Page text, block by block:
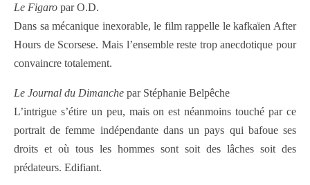
Le Figaro par O.D.
Dans sa mécanique inexorable, le film rappelle le kafkaïen After
Hours de Scorsese. Mais l’ensemble reste trop anecdotique pour
convaincre totalement.
Le Journal du Dimanche par Stéphanie Belpêche
L’intrigue s’étire un peu, mais on est néanmoins touché par ce
portrait de femme indépendante dans un pays qui bafoue ses
droits et où tous les hommes sont soit des lâches soit des
prédateurs. Edifiant.